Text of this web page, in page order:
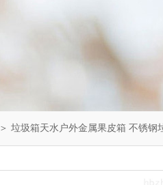
＞ 垃圾箱天水户外金属果皮箱 不锈钢